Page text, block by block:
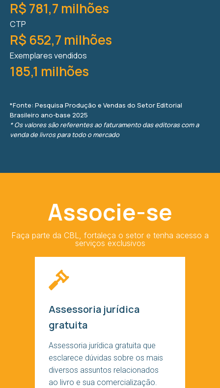
R$ 781,7 milhões
CTP
R$ 652,7 milhões
Exemplares vendidos
185,1 milhões
*Fonte: Pesquisa Produção e Vendas do Setor Editorial
Brasileiro ano-base 2025
* Os valores são referentes ao faturamento das editoras com a
venda de livros para todo o mercado
Associe-se
Faça parte da CBL, fortaleça o setor e tenha acesso a
serviços exclusivos
Assessoria jurídica
gratuita
Assessoria jurídica gratuita que
esclarece dúvidas sobre os mais
diversos assuntos relacionados
ao livro e sua comercialização.